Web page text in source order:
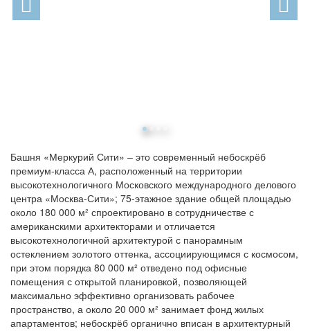
Башня «Меркурий Сити» – это современный небоскрёб
премиум-класса А, расположенный на территории
высокотехнологичного Московского международного делового
центра «Москва-Сити»; 75-этажное здание общей площадью
около 180 000 м² спроектировано в сотрудничестве с
американскими архитекторами и отличается
высокотехнологичной архитектурой с панорамным
остеклением золотого оттенка, ассоциирующимся с космосом,
при этом порядка 80 000 м² отведено под офисные
помещения с открытой планировкой, позволяющей
максимально эффективно организовать рабочее
пространство, а около 20 000 м² занимает фонд жилых
апартаментов; небоскрёб органично вписан в архитектурный